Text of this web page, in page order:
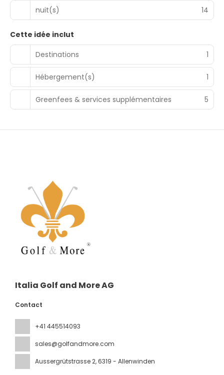
nuit(s) 14
Cette idée inclut
Destinations
1
Hébergement(s) 1
Greenfees & services supplémentaires 5
Italia Golf and More AG
Contact
+41 445514093
sales@golfandmore.com
Aussergrütstrasse 2, 6319 - Allenwinden